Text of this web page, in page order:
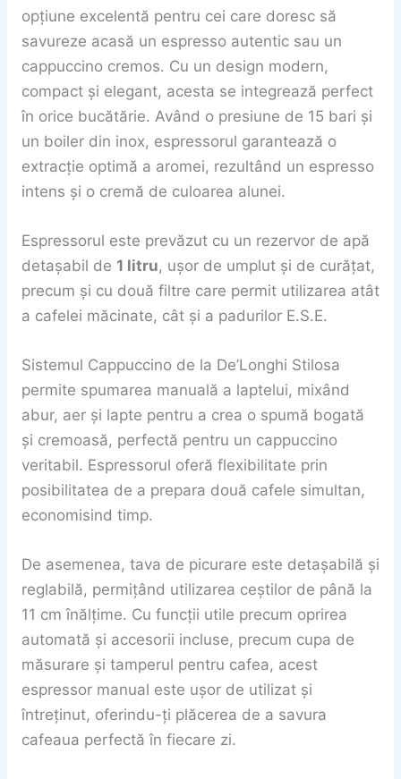
opțiune excelentă pentru cei care doresc să
savureze acasă un espresso autentic sau un
cappuccino cremos. Cu un design modern,
compact și elegant, acesta se integrează perfect
în orice bucătărie. Având o presiune de 15 bari și
un boiler din inox, espressorul garantează o
extracție optimă a aromei, rezultând un espresso
intens și o cremă de culoarea alunei.
Espressorul este prevăzut cu un rezervor de apă
detașabil de 1 litru, ușor de umplut și de curățat,
precum și cu două filtre care permit utilizarea atât
a cafelei măcinate, cât și a padurilor E.S.E.
Sistemul Cappuccino de la De’Longhi Stilosa
permite spumarea manuală a laptelui, mixând
abur, aer și lapte pentru a crea o spumă bogată
și cremoasă, perfectă pentru un cappuccino
veritabil. Espressorul oferă flexibilitate prin
posibilitatea de a prepara două cafele simultan,
economisind timp.
De asemenea, tava de picurare este detașabilă și
reglabilă, permițând utilizarea ceștilor de până la
11 cm înălțime. Cu funcții utile precum oprirea
automată și accesorii incluse, precum cupa de
măsurare și tamperul pentru cafea, acest
espressor manual este ușor de utilizat și
întreținut, oferindu-ți plăcerea de a savura
cafeaua perfectă în fiecare zi.